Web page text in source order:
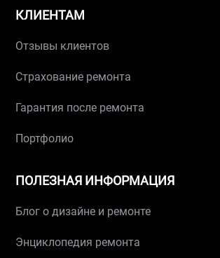
КЛИЕНТАМ
Отзывы клиентов
Страхование ремонта
Гарантия после ремонта
Портфолио
ПОЛЕЗНАЯ ИНФОРМАЦИЯ
Блог о дизайне и ремонте
Энциклопедия ремонта